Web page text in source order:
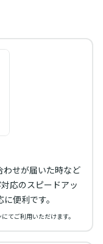
わせが届いた時など
応のスピードアッ
便利です。
てご利用いただけます。